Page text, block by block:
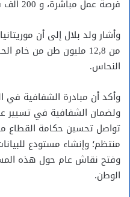
فرصة عمل مباشرة، و 200 ألف فرصة عمل غير مباشرة.
وأشار ولد بلال إلى أن
النحاس.
وأكد أن مبادرة الشفافية في
ولضمان الشفافية في تسيير
تواصل تحسين حكامة القطاع
منتظم؛ وإنشاء مستودع
وفتح نقاش عام حول هذه
الوطن.